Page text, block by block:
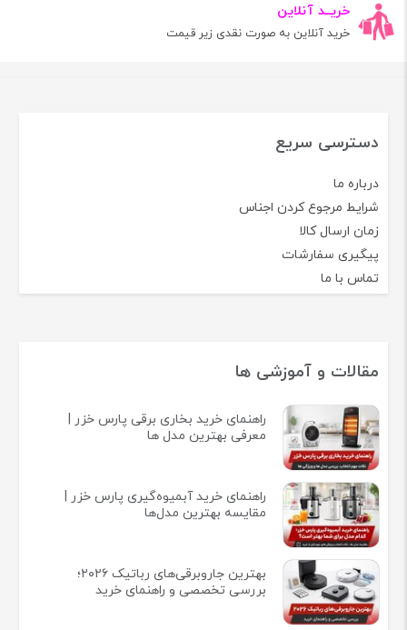
خریــد آنلاین
خرید آنلاین به صورت نقدی زیر قیمت
دسترسی سریع
درباره ما
شرایط مرجوع کردن اجناس
زمان ارسال کالا
پیگیری سفارشات
تماس با ما
مقالات و آموزشی ها
راهنمای خرید بخاری برقی پارس خزر |
معرفی بهترین مدل ها
راهنمای خرید آبمیوه‌گیری پارس خزر |
مقایسه بهترین مدل‌ها
بهترین جاروبرقی‌های رباتیک ۲۰۲۶؛
بررسی تخصصی و راهنمای خرید